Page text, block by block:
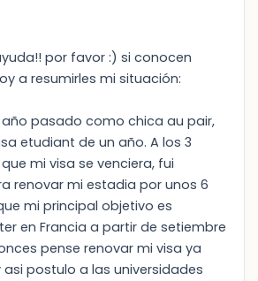
por favor :) si conocen
a resumirles mi situación:
año pasado como chica au pair,
etudiant de un año. A los 3
mi visa se venciera, fui
renovar mi estadia por unos 6
mi principal objetivo es
en Francia a partir de setiembre
pense renovar mi visa ya
postulo a las universidades